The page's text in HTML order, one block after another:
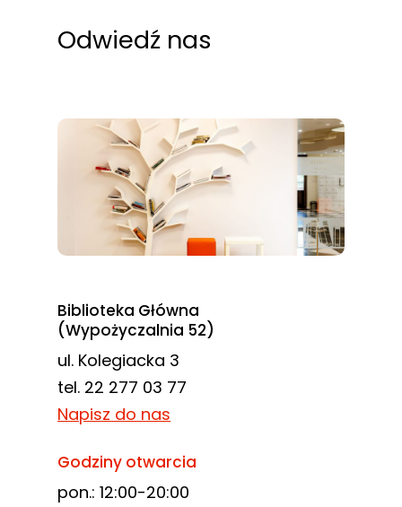
Odwiedź nas
Biblioteka Główna
(Wypożyczalnia 52)
ul. Kolegiacka 3
tel. 22 277 03 77
Napisz do nas
Godziny otwarcia
pon.: 12:00-20:00
strony, zwiększasz
spersonalizowanych
treści i ofert.